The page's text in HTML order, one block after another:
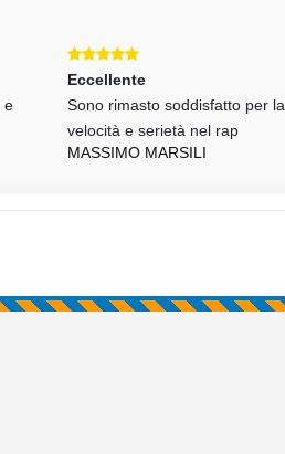
e
Eccellente
Sono rimasto soddisfatto per la
velocità e serietà nel rap
MASSIMO MARSILI